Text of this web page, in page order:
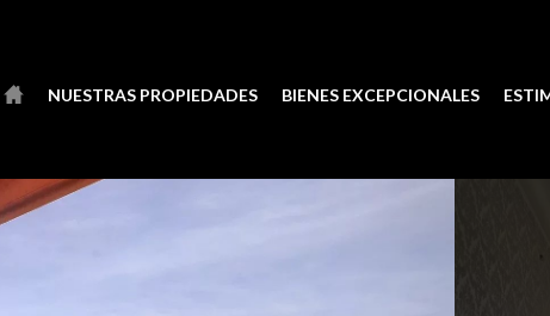
NUESTRAS PROPIEDADES BIENES EXCEPCIONALES